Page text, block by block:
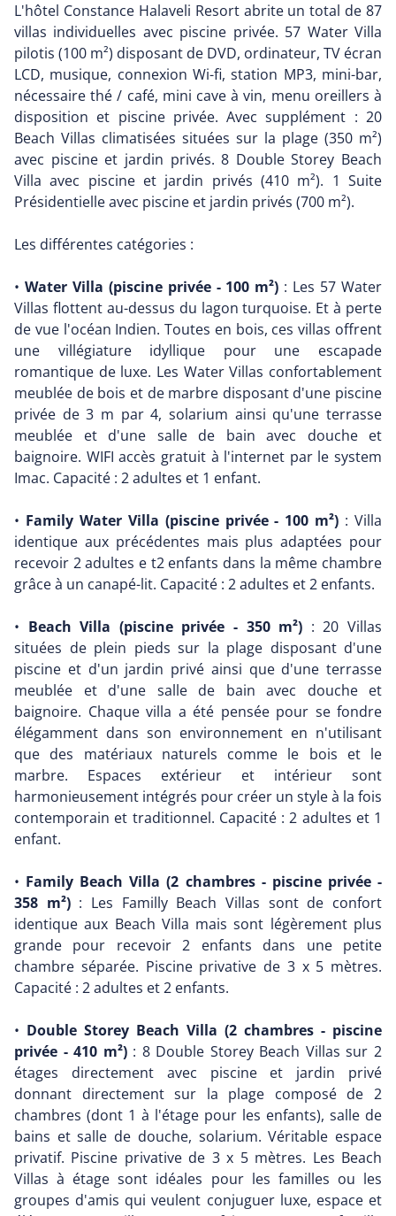
L'hôtel Constance Halaveli Resort abrite un total de 87
villas individuelles avec piscine privée. 57 Water Villa
pilotis (100 m²) disposant de DVD, ordinateur, TV écran
LCD, musique, connexion Wi-fi, station MP3, mini-bar,
nécessaire thé / café, mini cave à vin, menu oreillers à
disposition et piscine privée. Avec supplément : 20
Beach Villas climatisées situées sur la plage (350 m²)
avec piscine et jardin privés. 8 Double Storey Beach
Villa avec piscine et jardin privés (410 m²). 1 Suite
Présidentielle avec piscine et jardin privés (700 m²).
Les différentes catégories :
• Water Villa (piscine privée - 100 m²) : Les 57 Water
Villas flottent au-dessus du lagon turquoise. Et à perte
de vue l'océan Indien. Toutes en bois, ces villas offrent
une villégiature idyllique pour une escapade
romantique de luxe. Les Water Villas confortablement
meublée de bois et de marbre disposant d'une piscine
privée de 3 m par 4, solarium ainsi qu'une terrasse
meublée et d'une salle de bain avec douche et
baignoire. WIFI accès gratuit à l'internet par le system
Imac. Capacité : 2 adultes et 1 enfant.
• Family Water Villa (piscine privée - 100 m²) : Villa
identique aux précédentes mais plus adaptées pour
recevoir 2 adultes e t2 enfants dans la même chambre
grâce à un canapé-lit. Capacité : 2 adultes et 2 enfants.
• Beach Villa (piscine privée - 350 m²) : 20 Villas
situées de plein pieds sur la plage disposant d'une
piscine et d'un jardin privé ainsi que d'une terrasse
meublée et d'une salle de bain avec douche et
baignoire. Chaque villa a été pensée pour se fondre
élégamment dans son environnement en n'utilisant
que des matériaux naturels comme le bois et le
marbre. Espaces extérieur et intérieur sont
harmonieusement intégrés pour créer un style à la fois
contemporain et traditionnel. Capacité : 2 adultes et 1
enfant.
• Family Beach Villa (2 chambres - piscine privée -
358 m²): Les Familly Beach Villas sont de confort
identique aux Beach Villa mais sont légèrement plus
grande pour recevoir 2 enfants dans une petite
chambre séparée. Piscine privative de 3 x 5 mètres.
Capacité : 2 adultes et 2 enfants.
• Double Storey Beach Villa (2 chambres - piscine
privée - 410 m²): 8 Double Storey Beach Villas sur 2
étages directement avec piscine et jardin privé
donnant directement sur la plage composé de 2
chambres (dont 1 à l'étage pour les enfants), salle de
bains et salle de douche, solarium. Véritable espace
privatif. Piscine privative de 3 x 5 mètres. Les Beach
Villas à étage sont idéales pour les familles ou les
groupes d'amis qui veulent conjuguer luxe, espace et